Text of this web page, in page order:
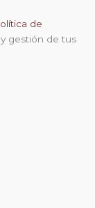
de
gestión de tus